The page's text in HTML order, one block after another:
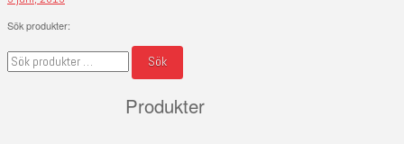
Sök produkter:
Sök
efter:
Sök
Produkter